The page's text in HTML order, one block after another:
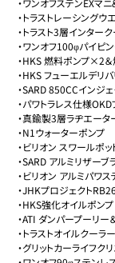
・トラストレーシング
・トラスト3層インター
・ワンオフ100φパイピ
・HKS 燃料ポンプ×2
・HKS フューエルデリ
・SARD 850CCインジ
・パワトラレス仕様
・真鍮製3層ラヂエータ
・N1ウォーターポンプ
・ビリオン スワールポ
・SARD アルミリザーブ
・ビリオン アルミパワス
・JHKプロジェクト
・HKS強化オイルポンプ
・ATI ダンパープーリー
・トラストオイルクーラー
・グリットカーライフク